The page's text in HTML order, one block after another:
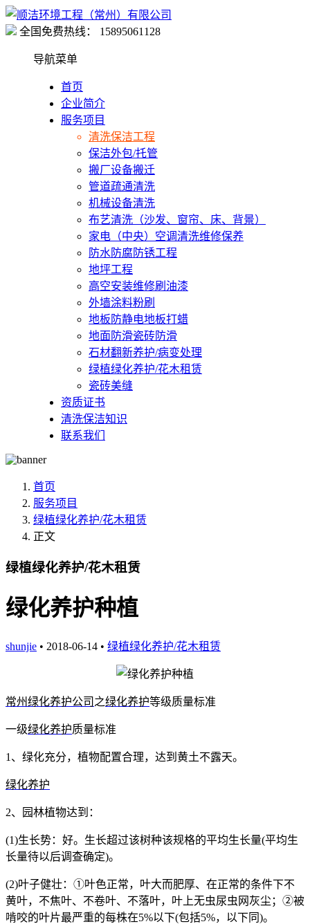
全国免费热线： 15895061128
导航菜单
首页
企业简介
服务项目
清洗保洁工程
保洁外包/托管
搬厂设备搬迁
管道疏通清洗
机械设备清洗
布艺清洗（沙发、窗帘、床、背景）
家电（中央）空调清洗维修保养
防水防腐防锈工程
地坪工程
高空安装维修刷油漆
外墙涂料粉刷
地板防静电地板打蜡
地面防滑瓷砖防滑
石材翻新养护/病变处理
绿植绿化养护/花木租赁
瓷砖美缝
资质证书
清洗保洁知识
联系我们
首页
服务项目
绿植绿化养护/花木租赁
正文
绿植绿化养护/花木租赁
绿化养护种植
shunjie • 2018-06-14 • 绿植绿化养护/花木租赁
常州绿化养护公司 之绿化养护等级质量标准
一级绿化养护质量标准
1 、绿化充分，植物配置合理，达到黄土不露天。
绿化养护
2、园林植物达到：
(1)生长势：好。生长超过该树种该规格的平均生长量(平均生
长量待以后调查确定)。
(2)叶子健壮：①叶色正常，叶大而肥厚、在正常的条件下不
黄叶，不焦叶、不卷叶、不落叶，叶上无虫尿虫网灰尘；②被
啃咬的叶片最严重的每株在5%以下(包括5%，以下同)。